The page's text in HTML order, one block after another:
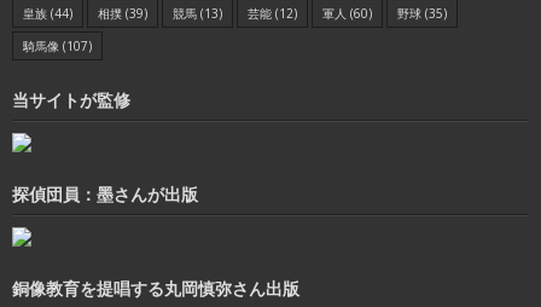
皇族 (44) 相撲 (39) 競馬 (13) 芸能 (12) 軍人 (60) 野球 (35)
騎馬像 (107)
当サイトが監修
探偵団員：墨さんが出版
銅像教育を提唱する丸岡慎弥さん出版